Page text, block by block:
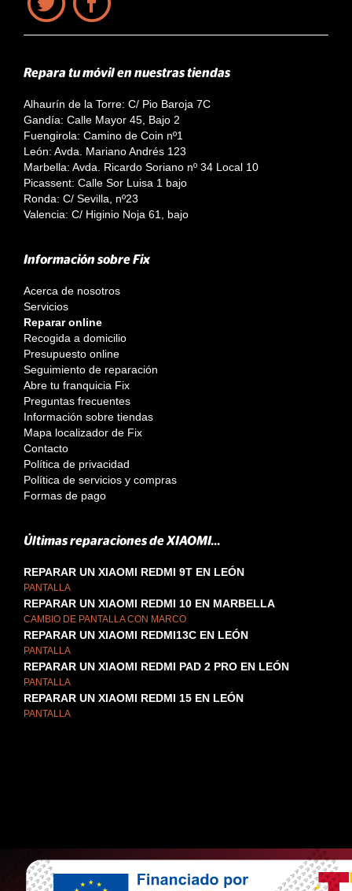
Repara tu móvil en nuestras tiendas
Alhaurín de la Torre: C/ Pio Baroja 7C
Gandía: Calle Mayor 45, Bajo 2
Fuengirola: Camino de Coin nº1
León: Avda. Mariano Andrés 123
Marbella: Avda. Ricardo Soriano nº 34 Local 10
Picassent: Calle Sor Luisa 1 bajo
Ronda: C/ Sevilla, nº23
Valencia: C/ Higinio Noja 61, bajo
Información sobre Fix
Acerca de nosotros
Servicios
Reparar online
Recogida a domicilio
Presupuesto online
Seguimiento de reparación
Abre tu franquicia Fix
Preguntas frecuentes
Información sobre tiendas
Mapa localizador de Fix
Contacto
Política de privacidad
Política de servicios y compras
Formas de pago
Últimas reparaciones de XIAOMI...
REPARAR UN XIAOMI REDMI 9T EN LEÓN
PANTALLA
REPARAR UN XIAOMI REDMI 10 EN MARBELLA
CAMBIO DE PANTALLA CON MARCO
REPARAR UN XIAOMI REDMI13C EN LEÓN
PANTALLA
REPARAR UN XIAOMI REDMI PAD 2 PRO EN LEÓN
PANTALLA
REPARAR UN XIAOMI REDMI 15 EN LEÓN
PANTALLA